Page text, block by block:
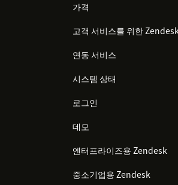
가격
고객 서비스를 위한
연동 서비스
시스템 상태
로그인
데모
엔터프라이즈용 Zendesk
중소기업용 Zendesk